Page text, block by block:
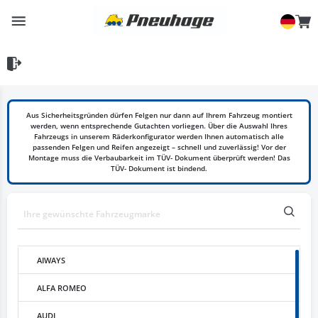
Aus Sicherheitsgründen dürfen Felgen nur dann auf Ihrem Fahrzeug montiert
werden, wenn entsprechende Gutachten vorliegen. Über die Auswahl Ihres
Fahrzeugs in unserem Räderkonfigurator werden Ihnen automatisch alle
passenden Felgen und Reifen angezeigt – schnell und zuverlässig! Vor der
Montage muss die Verbaubarkeit im TÜV- Dokument überprüft werden! Das
TÜV- Dokument ist bindend.
AIWAYS
ALFA ROMEO
AUDI